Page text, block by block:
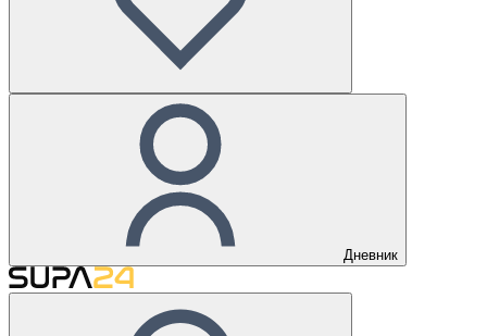
Дневник